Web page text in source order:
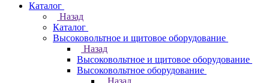
Каталог
Назад
Каталог
Высоковольтное и щитовое оборудование
Назад
Высоковольтное и щитовое оборудование
Высоковольтное оборудование
Назад